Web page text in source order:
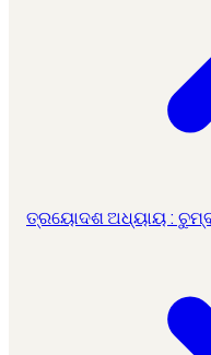
ତ୍ରୟୋଦଶ ଅଧ୍ୟାୟ :